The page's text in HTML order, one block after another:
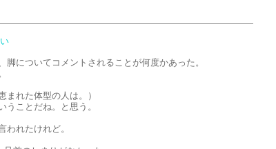
についてコメントされることが何度かあった。
まれた体型の人は。）
うことだね。と思う。
われたけれど。